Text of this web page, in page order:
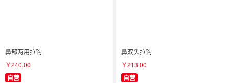
鼻部两用拉钩
￥240.00
自营
鼻双头拉钩
￥213.00
自营